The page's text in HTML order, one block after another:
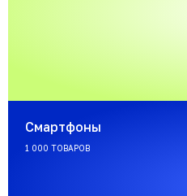
Смартфоны
1 000 ТОВАРОВ